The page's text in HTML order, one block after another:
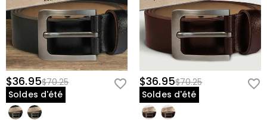
$36.95$70.25
Soldes d'été
$36.95$70.25
Soldes d'été